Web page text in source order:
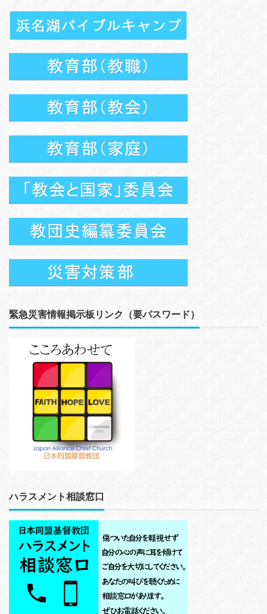
緊急災害情報掲示板リンク（要パスワード）
ハラスメント相談窓口